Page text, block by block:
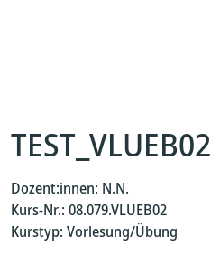
TEST_VLUEB02
Dozent:innen: N.N.
Kurs-Nr.: 08.079.VLUEB02
Kurstyp: Vorlesung/Übung